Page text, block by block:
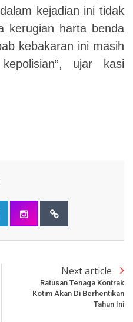
dalam kejadian ini tidak
kerugian harta benda
kebakaran ini masih
ujar kasi
Next article
Ratusan Tenaga Kontrak
Kotim Akan Di Berhentikan
Tahun Ini